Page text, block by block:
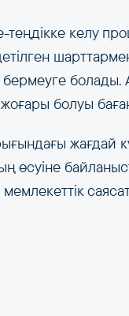
келу
болады.
болуы
жағдай
өсуіне